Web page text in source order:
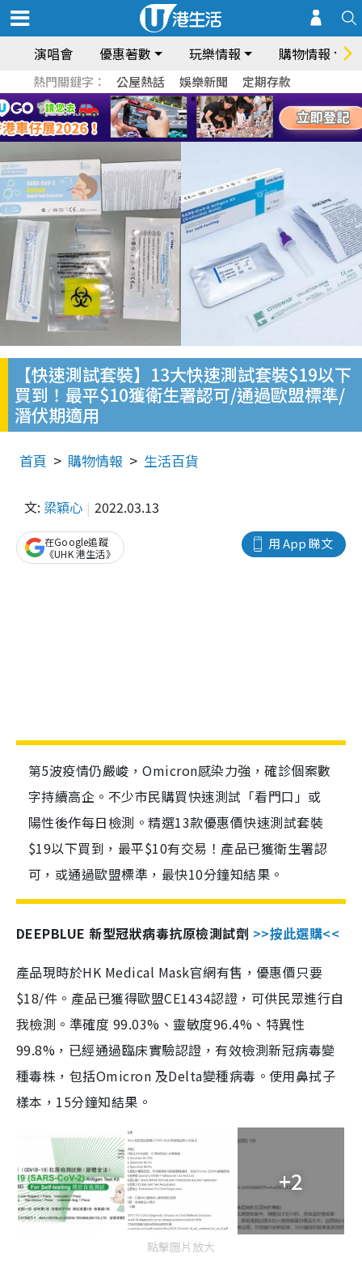
演唱會 優惠著數 玩樂情報 購物情報
熱門關鍵字： 公屋熱話 娛樂新聞 定期存款
【快速測試套裝】13大快速測試套裝$19以下
買到！最平$10獲衛生署認可/通過歐盟標準/
潛伏期適用
首頁 購物情報 生活百貨
文: 梁穎心 2022.03.13
用 App 睇文
在Google追蹤
《UHK 港生活》
第5波疫情仍嚴峻，Omicron感染力強，確診個案數
字持續高企。不少市民購買快速測試「看門口」或
陽性後作每日檢測。精選13款優惠價快速測試套裝
$19以下買到，最平$10有交易！產品已獲衛生署認
可，或通過歐盟標準，最快10分鐘知結果。
DEEPBLUE 新型冠狀病毒抗原檢測試劑 >>按此選購<<
產品現時於HK Medical Mask官網有售，優惠價只要
$18/件。產品已獲得歐盟CE1434認證，可供民眾進行自
我檢測。準確度 99.03%、靈敏度96.4%、特異性
99.8%，已經通過臨床實驗認證，有效檢測新冠病毒變
種毒株，包括Omicron 及Delta變種病毒。使用鼻拭子
樣本，15分鐘知結果。
+2
點擊圖片放大